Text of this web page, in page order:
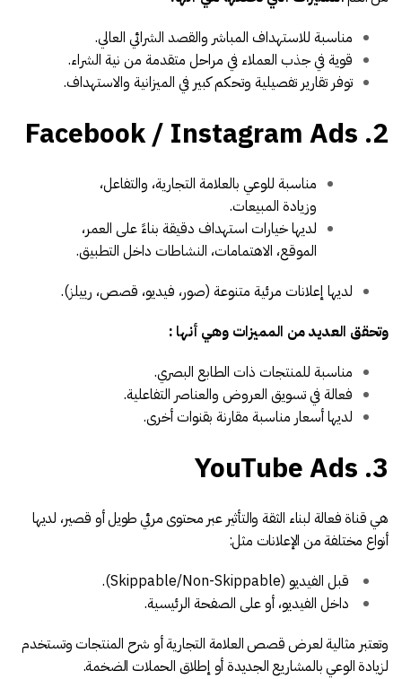
مناسبة للاستهداف المباشر والقصد الشرائي العالي.
قوية في جذب العملاء في مراحل متقدمة من نية الشراء.
توفر تقارير تفصيلية وتحكم كبير في الميزانية والاستهداف.
2. Facebook / Instagram Ads
مناسبة للوعي بالعلامة التجارية، والتفاعل،
وزيادة المبيعات.
لديها خيارات استهداف دقيقة بناءً على العمر،
الموقع، الاهتمامات، النشاطات داخل التطبيق.
لديها إعلانات مرئية متنوعة (صور، فيديو، قصص، رييلز).
وتحقق العديد من المميزات وهي أنها :
مناسبة للمنتجات ذات الطابع البصري.
فعالة في تسويق العروض والعناصر التفاعلية.
لديها أسعار مناسبة مقارنة بقنوات أخرى.
3. YouTube Ads
هي قناة فعالة لبناء الثقة والتأثير عبر محتوى مرئي طويل أو قصير، لديها
أنواع مختلفة من الإعلانات مثل:
قبل الفيديو (Skippable/Non-Skippable).
داخل الفيديو، أو على الصفحة الرئيسية.
وتعتبر مثالية لعرض قصص العلامة التجارية أو شرح المنتجات وتستخدم
لزيادة الوعي بالمشاريع الجديدة أو إطلاق الحملات الضخمة.